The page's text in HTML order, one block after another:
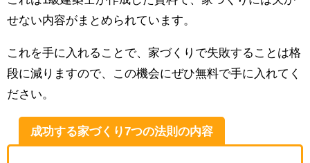
せない内容がまとめられています。
これを手に入れることで、家づくりで失敗することは格
段に減りますので、この機会にぜひ無料で手に入れてく
ださい。
成功する家づくり7つの法則の内容